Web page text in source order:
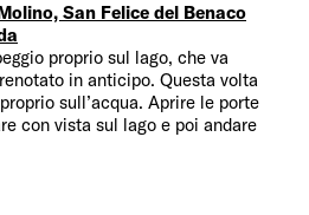
San Felice del Benaco
proprio sul lago, che va
in anticipo. Questa volta
sull’acqua. Aprire le porte
con vista sul lago e poi andare